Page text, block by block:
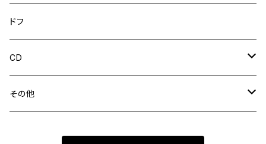
ダルブッカ
トールダルブッカ
陶器ダルブッカ
ドフ
CD
ウンム・クルスーム
その他